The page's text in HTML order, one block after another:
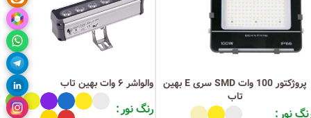
پروژکتور 100 وات SMD سری E بهین
تاب
نور
والواشر ۶ وات بهین تاب
رنگ نور